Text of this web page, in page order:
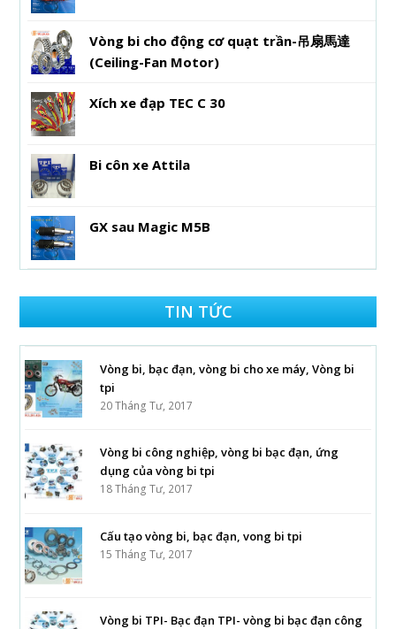
Vòng bi cho động cơ quạt trần-吊扇馬達
(Ceiling-Fan Motor)
Xích xe đạp TEC C 30
Bi côn xe Attila
GX sau Magic M5B
TIN TỨC
Vòng bi, bạc đạn, vòng bi cho xe máy, Vòng bi
tpi
20 Tháng Tư, 2017
Vòng bi công nghiệp, vòng bi bạc đạn, ứng
dụng của vòng bi tpi
18 Tháng Tư, 2017
Cấu tạo vòng bi, bạc đạn, vong bi tpi
15 Tháng Tư, 2017
Vòng bi TPI- Bạc đạn TPI- vòng bi bạc đạn công